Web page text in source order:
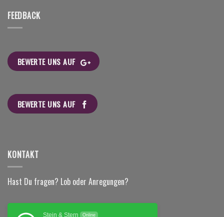
FEEDBACK
BEWERTE UNS AUF
BEWERTE UNS AUF
KONTAKT
Hast Du fragen? Lob oder Anregungen?
Stein & Stern Online